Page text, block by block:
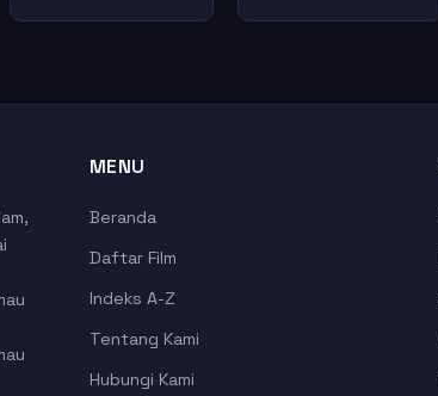
MENU
Beranda
Daftar Film
Indeks A-Z
Tentang Kami
Hubungi Kami